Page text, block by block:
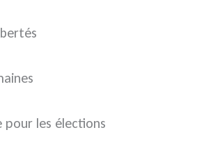
les élections